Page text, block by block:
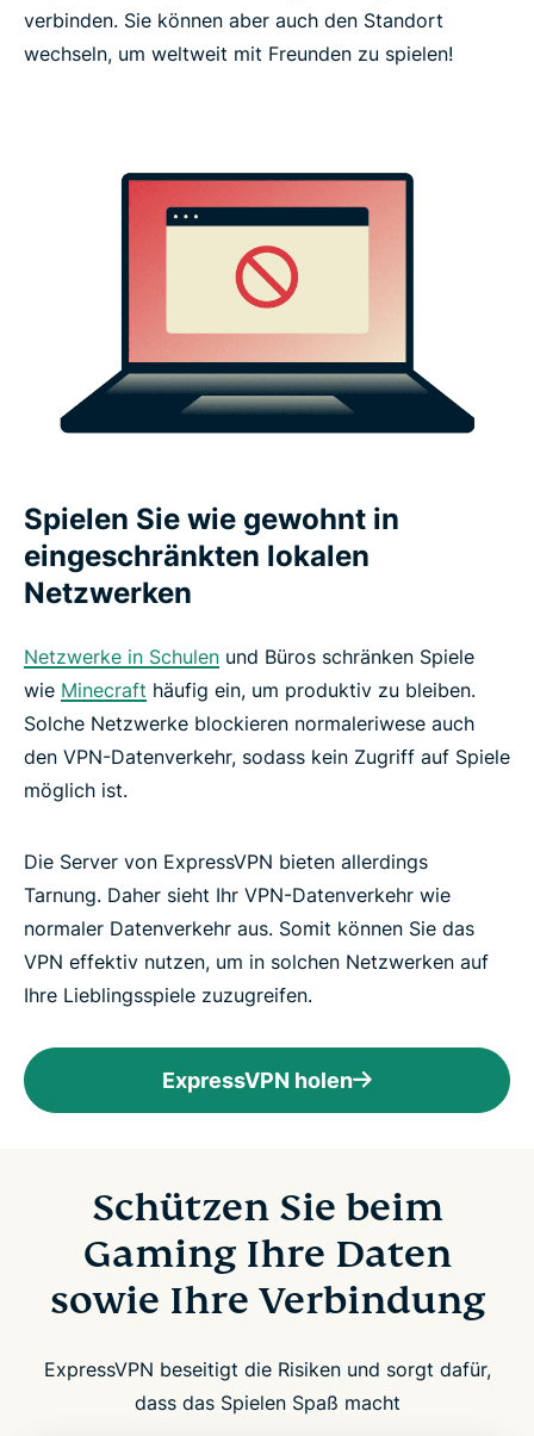
verbinden. Sie können aber auch den Standort
wechseln, um weltweit mit Freunden zu spielen!
Spielen Sie wie gewohnt in
eingeschränkten lokalen
Netzwerken
Netzwerke in Schulen und Büros schränken Spiele
wie Minecraft häufig ein, um produktiv zu bleiben.
Solche Netzwerke blockieren normaleriwese auch
den VPN-Datenverkehr, sodass kein Zugriff auf Spiele
möglich ist.
Die Server von ExpressVPN bieten allerdings
Tarnung. Daher sieht Ihr VPN-Datenverkehr wie
normaler Datenverkehr aus. Somit können Sie das
VPN effektiv nutzen, um in solchen Netzwerken auf
Ihre Lieblingsspiele zuzugreifen.
ExpressVPN holen
Schützen Sie beim
Gaming Ihre Daten
sowie Ihre Verbindung
ExpressVPN beseitigt die Risiken und sorgt dafür,
dass das Spielen Spaß macht